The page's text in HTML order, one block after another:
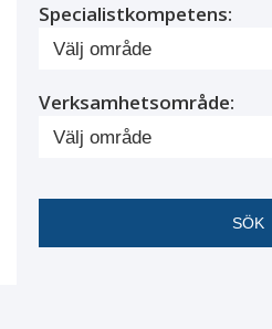
Specialistkompetens:
Verksamhetsområde: